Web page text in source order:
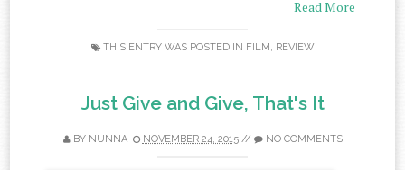
Read More
THIS ENTRY WAS POSTED IN FILM, REVIEW
Just Give and Give, That's It
BY NUNNA NOVEMBER 24, 2015// NO COMMENTS